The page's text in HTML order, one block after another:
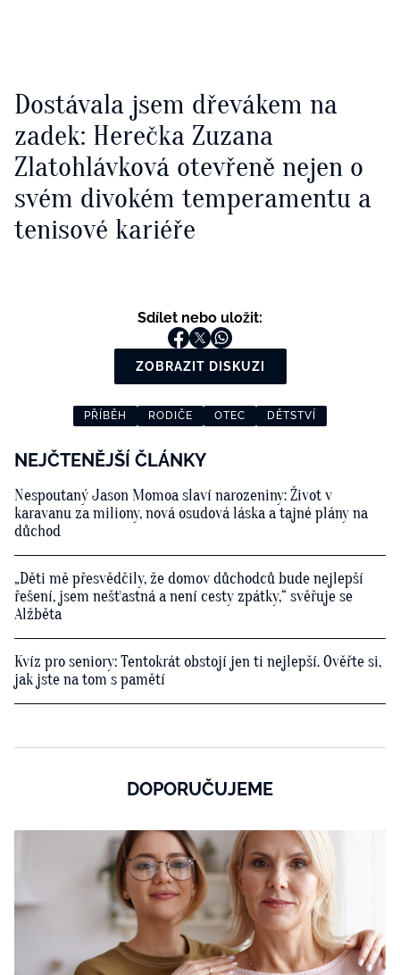
Dostávala jsem dřevákem na
zadek: Herečka Zuzana
Zlatohlávková otevřeně nejen o
svém divokém temperamentu a
tenisové kariéře
Sdílet nebo uložit:
ZOBRAZIT DISKUZI
PŘÍBĚH RODIČE OTEC DĚTSTVÍ
NEJČTENĚJŠÍ ČLÁNKY
Nespoutaný Jason Momoa slaví narozeniny: Život v
karavanu za miliony, nová osudová láska a tajné plány na
důchod
„Děti mě přesvědčily, že domov důchodců bude nejlepší
řešení, jsem nešťastná a není cesty zpátky,“ svěřuje se
Alžběta
Kvíz pro seniory: Tentokrát obstojí jen ti nejlepší. Ověřte si,
jak jste na tom s pamětí
DOPORUČUJEME